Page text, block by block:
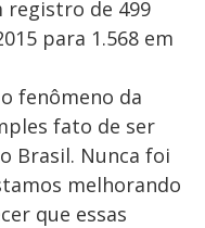
registro de 499
para 1.568 em
fenômeno da
fato de ser
Brasil. Nunca foi
melhorando
que essas